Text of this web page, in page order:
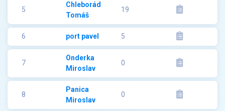
5
Chleborád
Tomáš
19
6 port pavel 5
7
Onderka
Miroslav
0
8
Panica
Miroslav
0